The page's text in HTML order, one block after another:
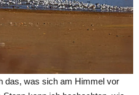
das, was sich am Himmel vor